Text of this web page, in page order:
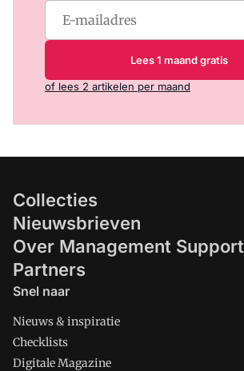
Lees 1 maand gratis
of lees 2 artikelen per maand
Collecties
Nieuwsbrieven
Over Management Support
Partners
Snel naar
Nieuws & inspiratie
Checklists
Digitale Magazine